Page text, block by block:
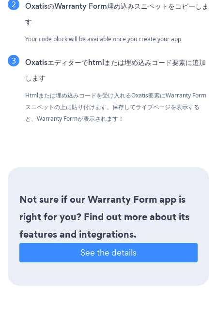
OxatisのWarranty Form埋め込みスニペットをコピーしま
す
Your code block will be available once you create your app
Oxatisエディターでhtmlまたは埋め込みコード要素に追加
します
Htmlまたは埋め込みコードを受け入れるOxatis要素にWarranty Form
スニペットの上に貼り付けます。保存してライブページを表示する
と、Warranty Formが表示されます！
Not sure if our Warranty Form app is
right for you? Find out more about its
features and integrations.
See the details